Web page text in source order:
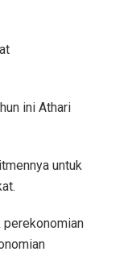
ini Athari
untuk
perekonomian